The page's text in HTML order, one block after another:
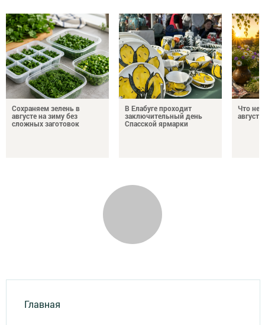
Сохраняем зелень в
августе на зиму без
сложных заготовок
В Елабуге проходит
заключительный день
Спасской ярмарки
Что
Главная